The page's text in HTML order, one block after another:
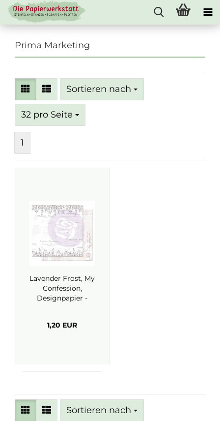
Prima Marketing
Sortieren nach
Sortieren nach
32 pro Seite
pro Seite
1
Lavender Frost, My
Confession,
Designpapier -
1,20 EUR
Sortieren nach
Sortieren nach